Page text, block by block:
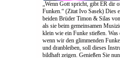
„Wenn Gott spricht, gibt ER dir
Funken.“ (Zitat Ivo Sasek) Dies
beiden Brüder Timon & Silas
als sie beim gemeinsamen
klein wie ein Funke stießen. Was
wenn wir den glimmenden
und dranbleiben, soll dieses
bildhaft zeigen. Genießen Sie